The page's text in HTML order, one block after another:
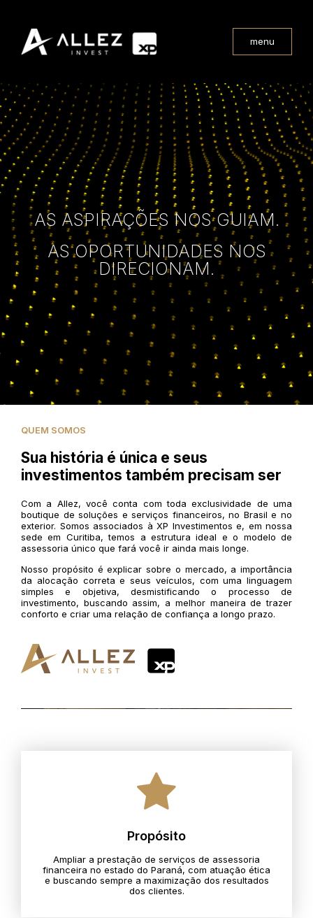
menu
AS ASPIRAÇÕES NOS GUIAM.
AS OPORTUNIDADES NOS
DIRECIONAM.
QUEM SOMOS
Sua história é única e seus
investimentos também precisam ser
Com a Allez, você conta com toda exclusividade de uma
boutique de soluções e serviços financeiros, no Brasil e no
exterior. Somos associados à XP Investimentos e, em nossa
sede em Curitiba, temos a estrutura ideal e o modelo de
assessoria único que fará você ir ainda mais longe.
Nosso propósito é explicar sobre o mercado, a importância
da alocação correta e seus veículos, com uma linguagem
simples e objetiva, desmistificando o processo de
investimento, buscando assim, a melhor maneira de trazer
conforto e criar uma relação de confiança a longo prazo.
Propósito
Ampliar a prestação de serviços de assessoria
financeira no estado do Paraná, com atuação ética
e buscando sempre a maximização dos resultados
dos clientes.